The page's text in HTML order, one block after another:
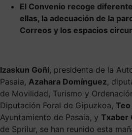
El Convenio recoge
ellas, la adecuación de la
Correos y los espacios
Izaskun Goñi, presidenta de la
Pasaia, Azahara Domínguez,
de Movilidad, Turismo y
Diputación Foral de Gipuzkoa,
Ayuntamiento de Pasaia, y Txaber
de Sprilur, se han reunido esta